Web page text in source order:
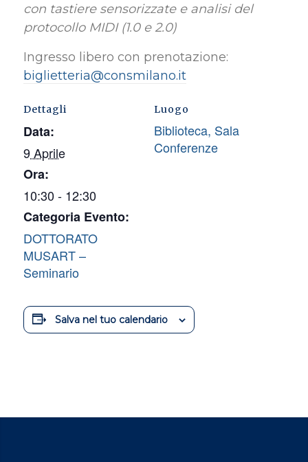
con tastiere sensorizzate e analisi del
protocollo MIDI (1.0 e 2.0)
Ingresso libero con prenotazione:
biglietteria@consmilano.it
Dettagli
Data:
9 Aprile
Ora:
10:30 - 12:30
Categoria Evento:
DOTTORATO
MUSART –
Seminario
Luogo
Biblioteca, Sala
Conferenze
Salva nel tuo calendario